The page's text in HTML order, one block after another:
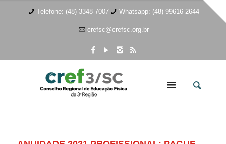
Telefone: (48) 3348-7007 Whatsapp: (48) 99616-2644
crefsc@crefsc.org.br